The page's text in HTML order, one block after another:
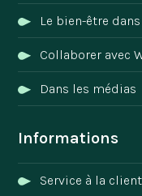
Le bien-être
Collaborer avec
Dans les médias
Informations
Service à la